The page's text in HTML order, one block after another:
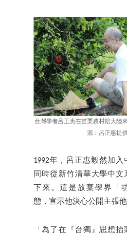
台灣學者呂正惠在苗栗農村陪大陸
源：呂正惠提
1992年，呂正惠毅然加入
同時從新竹清華大學中文
下來。這是放棄學界「
態，宣示他決心公開主張他
「為了在『台獨』思想